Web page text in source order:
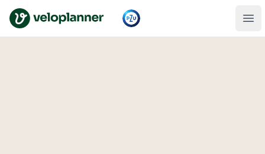
VeloPlanner